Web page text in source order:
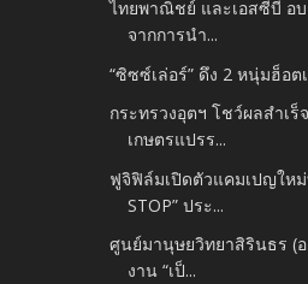
ไทยพาณิชย์ และเอสซีบี อบ
จากการนำ...
“ซิซซ์เล่อร์” ดึง 2 หนุ่มฮ็อต
กระทรวงอุตฯ โชว์ผลสำเ
เกษตรแปรร...
ฟูจิฟิล์มเปิดตัวแคมเปญใหม่
STOP” ประ...
ศูนย์มานุษยวิทยาสิรินธร (
งาน “เป็...